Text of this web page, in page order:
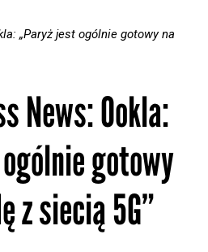
„Paryż jest ogólnie gotowy na
News: Ookla:
gotowy
z siecią 5G”